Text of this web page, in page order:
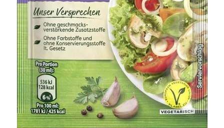
Doppelt antippen zum
vergrößern